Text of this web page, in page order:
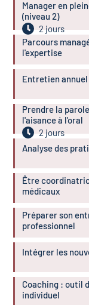
Manager en
(niveau 2)
2 jours
Parcours
l'expertise
Entretien
Prendre la
l'aisance à l'oral
2 jours
Analyse des
Être
médicaux
Préparer son
professionnel
Intégrer les
Coaching : outil
individuel